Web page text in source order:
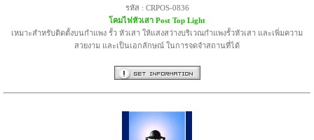
รหัส : CRPOS-0836
โคมไฟหัวเสา Post Top Light
เหมาะสำหรับติดตั้งบนกำแพง รั้ว หัวเสา ให้แสงสว่างบริเวณกำแพงรั้วหัวเสา และเพิ่มความ
สวยงาม และเป็นเอกลักษณ์ ในการจดจำสถานที่ได้